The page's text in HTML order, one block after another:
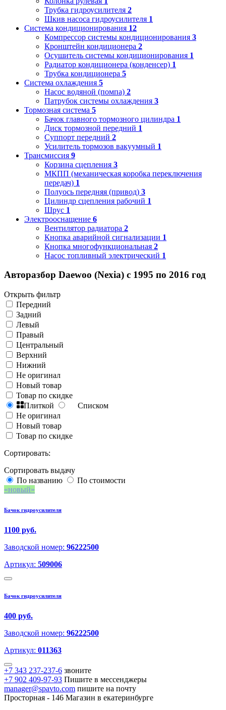
Трубка гидроусилителя 2
Шкив насоса гидроусилителя 1
Система кондиционирования 12
Компрессор системы кондиционирования 3
Кронштейн кондиционера 2
Осушитель системы кондиционирования 1
Радиатор кондиционера (конденсер) 1
Трубка кондиционера 5
Система охлаждения 5
Насос водяной (помпа) 2
Патрубок системы охлаждения 3
Тормозная система 5
Бачок главного тормозного цилиндра 1
Диск тормозной передний 1
Суппорт передний 2
Усилитель тормозов вакуумный 1
Трансмиссия 9
Корзина сцепления 3
МКПП (механическая коробка переключения
передач) 1
Полуось передняя (привод) 3
Цилиндр сцепления рабочий 1
Шрус 1
Электрооснащение 6
Вентилятор радиатора 2
Кнопка аварийной сигнализации 1
Кнопка многофункциональная 2
Насос топливный электрический 1
Авторазбор Daewoo (Nexia) с 1995 по 2016 год
Открыть фильтр
Передний
Задний
Левый
Правый
Центральный
Верхний
Нижний
Не оригинал
Новый товар
Товар по скидке
Плиткой
Списком
Не оригинал
Новый товар
Товар по скидке
Сортировать:
Сортировать выдачу
По названию
По стоимости
новый
Бачок гидроусилителя
1100 руб.
Заводской номер: 96222500
Артикул: 509006
Бачок гидроусилителя
400 руб.
Заводской номер: 96222500
Артикул: 011363
+7 343 237-237-6 звоните
+7 902 409-97-93 Пишите в мессенджеры
manager@spavto.com пишите на почту
Просторная - 146 Магазин в екатеринбурге